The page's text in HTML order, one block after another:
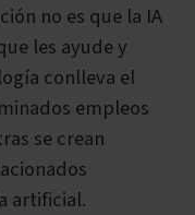
no es que la IA
les ayude y
conlleva el
empleos
se crean
artificial.